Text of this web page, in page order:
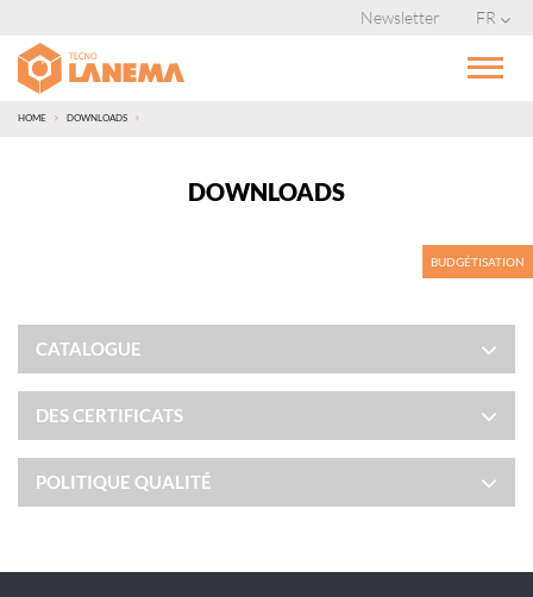
FR
Newsletter
HOME DOWNLOADS
DOWNLOADS
CATALOGUE
DES CERTIFICATS
POLITIQUE QUALITÉ
BUDGÉTISATION